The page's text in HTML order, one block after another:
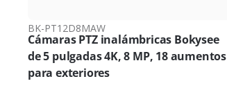
BK-PT12D8MAW
Cámaras PTZ inalámbricas Bokysee
de 5 pulgadas 4K, 8 MP, 18 aumentos
para exteriores